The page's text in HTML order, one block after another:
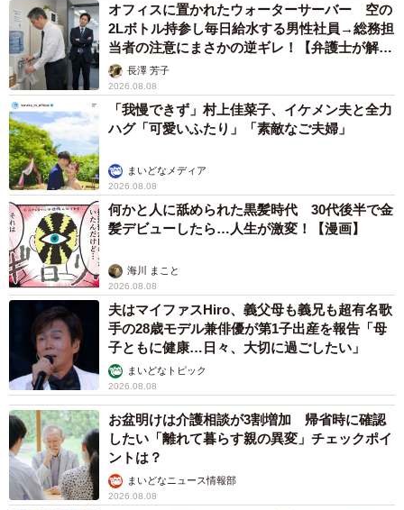
オフィスに置かれたウォーターサーバー 空の
2Lボトル持参し毎日給水する男性社員→総務担
当者の注意にまさかの逆ギレ！【弁護士が解
説】長澤 芳子
2026.08.08
「我慢できず」村上佳菜子、イケメン夫と全力
ハグ「可愛いふたり」「素敵なご夫婦」
まいどなメディア
2026.08.08
何かと人に舐められた黒髪時代 30代後半で金
髪デビューしたら…人生が激変！【漫画】
海川 まこと
2026.08.08
夫はマイファスHiro、義父母も義兄も超有名歌
手の28歳モデル兼俳優が第1子出産を報告「母
子ともに健康…日々、大切に過ごしたい」
まいどなトピック
2026.08.08
お盆明けは介護相談が3割増加 帰省時に確認
したい「離れて暮らす親の異変」チェックポイ
ントは？
まいどなニュース情報部
2026.08.08